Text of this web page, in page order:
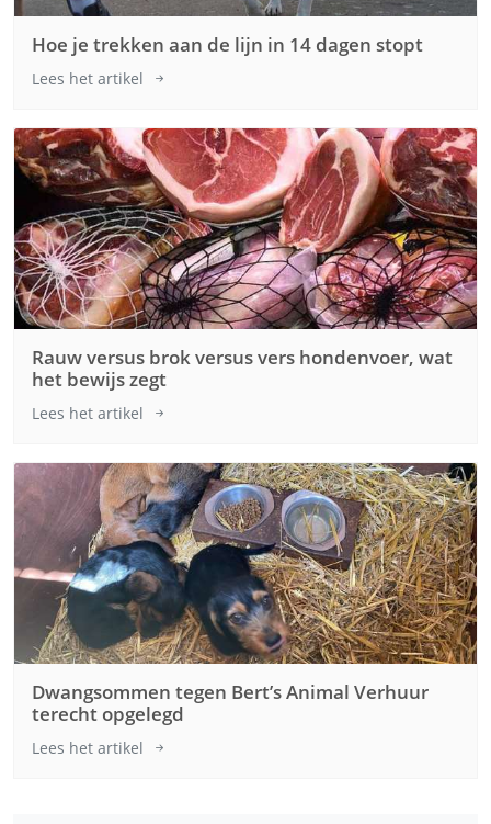
Hoe je trekken aan de lijn in 14 dagen stopt
Lees het artikel
Rauw versus brok versus vers hondenvoer, wat
het bewijs zegt
Lees het artikel
Dwangsommen tegen Bert’s Animal Verhuur
terecht opgelegd
Lees het artikel